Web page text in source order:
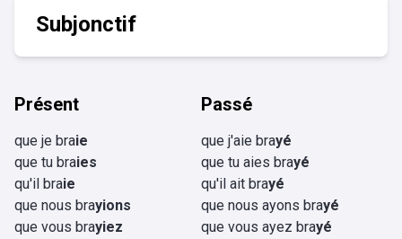
Subjonctif
Présent
que je braie
que tu braies
qu'il braie
que nous brayions
que vous brayiez
Passé
que j'aie brayé
que tu aies brayé
qu'il ait brayé
que nous ayons brayé
que vous ayez brayé